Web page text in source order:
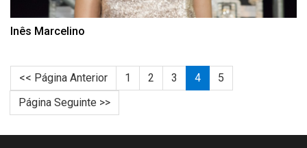
Inês Marcelino
<< Página Anterior 1 2 3 4
5
Página Seguinte >>